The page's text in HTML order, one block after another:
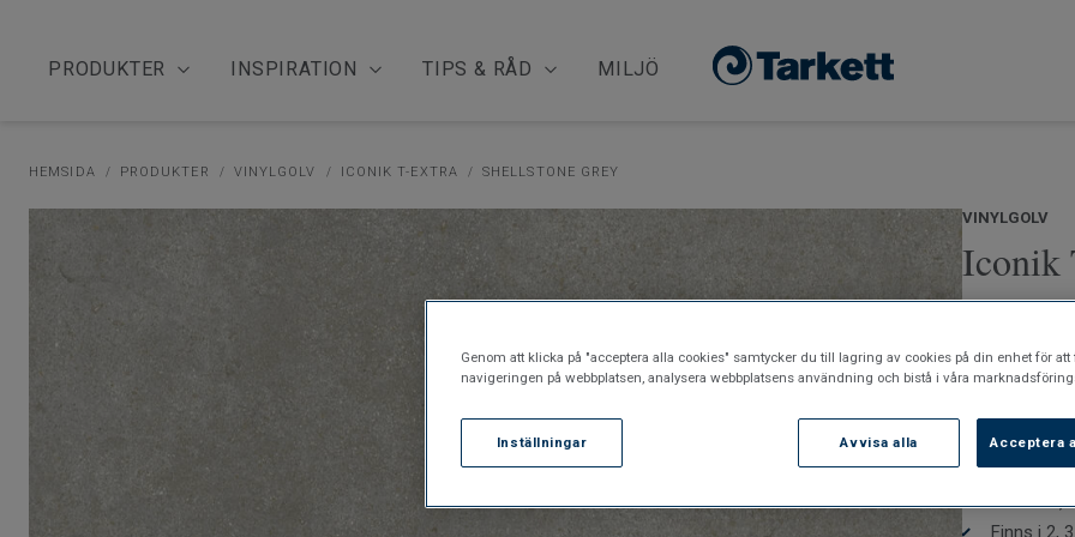
PRODUKTER INSPIRATION TIPS & RÅD MILJÖ
HEMSIDA PRODUKTER VINYLGOLV ICONIK T-EXTRA SHELLSTONE GREY
VINYLGOLV
Iconik
Shellstone
Iconik T-
lättskött.
Se vår
Tack vare
god
Läs mer
Praktiskt,
Finns i 2,
Genom att klicka på "acceptera alla cookies" samtycker du till lagring av cookies på din enhet för att
navigeringen på webbplatsen, analysera webbplatsens användning och bistå i våra
Avvisa alla Acceptera
Inställningar